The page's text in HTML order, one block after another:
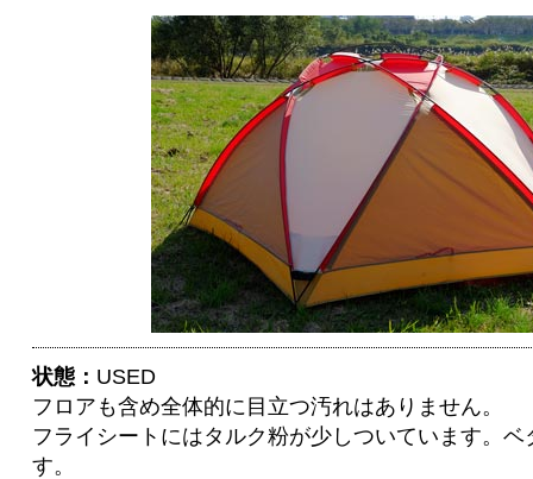
状態： USED
フロアも含め全体的に目立つ汚れはありません。
フライシートにはタルク粉が少しついています。
す。